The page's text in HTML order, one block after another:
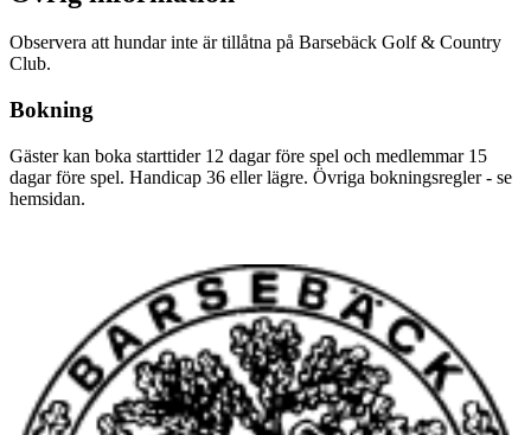
Observera att hundar inte är tillåtna på Barsebäck Golf & Country
Club.
Bokning
Gäster kan boka starttider 12 dagar före spel och medlemmar 15
dagar före spel. Handicap 36 eller lägre. Övriga bokningsregler - se
hemsidan.